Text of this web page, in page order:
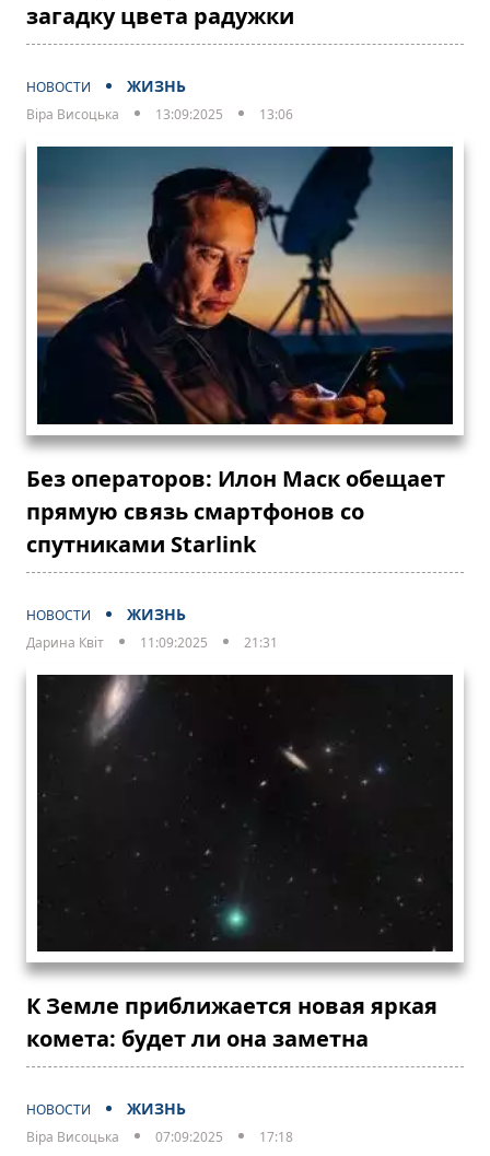
загадку цвета радужки
НОВОСТИ ЖИЗНЬ
Віра Висоцька 13:09:2025 13:06
Без операторов: Илон Маск обещает
прямую связь смартфонов со
спутниками Starlink
НОВОСТИ ЖИЗНЬ
Дарина Квіт 11:09:2025 21:31
К Земле приближается новая яркая
комета: будет ли она заметна
НОВОСТИ ЖИЗНЬ
Віра Висоцька 07:09:2025 17:18